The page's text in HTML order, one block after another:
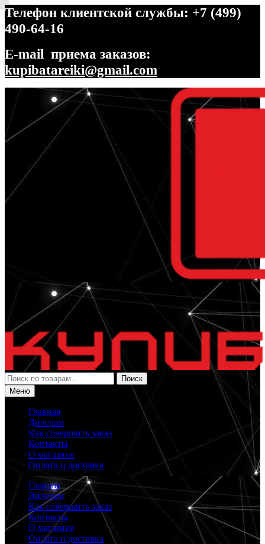
Телефон клиентской службы: +7 (499)
490-64-16
E-mail приема заказов:
kupibatareiki@gmail.com
Перейти
навигации
Перейти
содержимому
Искать:
Поиск
Меню
Главная
Дилерам
Как совершить заказ
Контакты
О магазине
Оплата и доставка
Главная
Дилерам
Как совершить заказ
Контакты
О магазине
Оплата и доставка